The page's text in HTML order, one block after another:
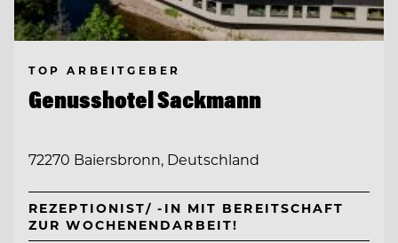
TOP ARBEITGEBER
Genusshotel Sackmann
72270 Baiersbronn, Deutschland
REZEPTIONIST/ -IN MIT BEREITSCHAFT
ZUR WOCHENENDARBEIT!